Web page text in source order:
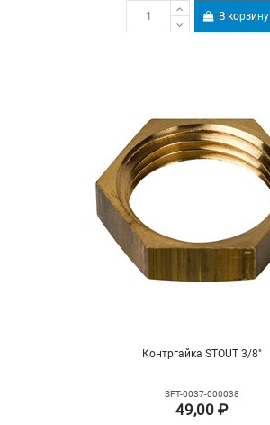
В корзину
Контргайка STOUT 3/8"
SFT-0037-000038
49,00 ₽